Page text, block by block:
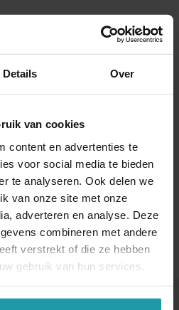
Details Over
van cookies
content en advertenties te
voor social media te bieden
te analyseren. Ook delen we
van onze site met onze
adverteren en analyse. Deze
combineren met andere
verstrekt of die ze hebben
gebruik van hun services.
het financiële nieuws
in voor onze maandelijkse
adres*